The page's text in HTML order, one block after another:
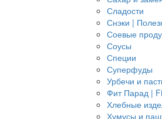
Сладости
Снэки |
Соевые
Соусы
Специи
Суперфуды
Урбечи и
Фит Парад |
Хлебные
Хумусы и